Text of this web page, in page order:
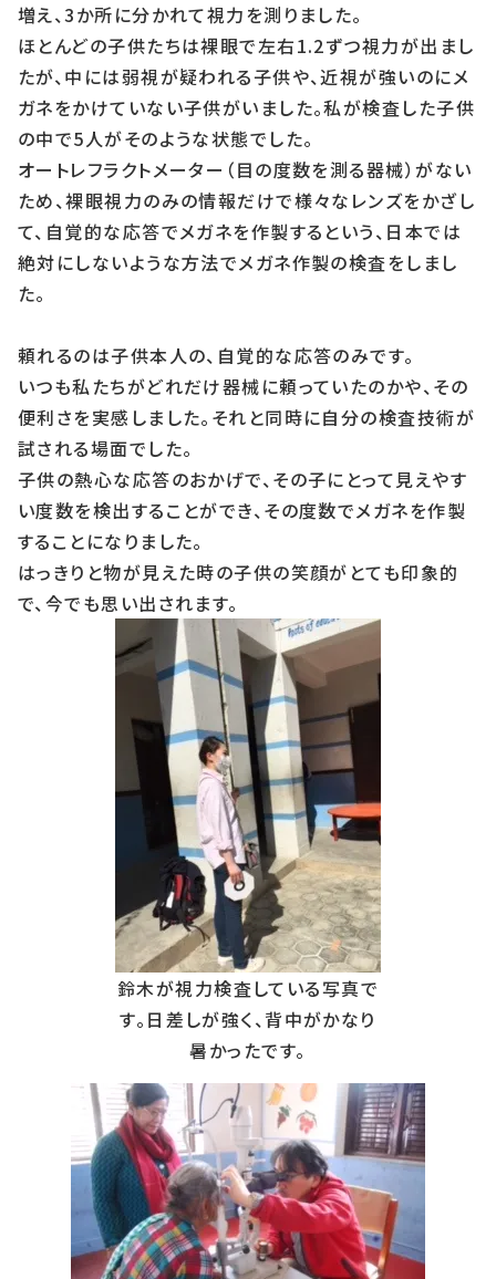
増え、3か所に分かれて視力を測りました。
ほとんどの子供たちは裸眼で左右1.2ずつ視力が出まし
たが、中には弱視が疑われる子供や、近視が強いのにメ
ガネをかけていない子供がいました。私が検査した子供
の中で5人がそのような状態でした。
オートレフラクトメーター（目の度数を測る器械）がない
ため、裸眼視力のみの情報だけで様々なレンズをかざし
て、自覚的な応答でメガネを作製するという、日本では
絶対にしないような方法でメガネ作製の検査をしまし
た。
頼れるのは子供本人の、自覚的な応答のみです。
いつも私たちがどれだけ器械に頼っていたのかや、その
便利さを実感しました。それと同時に自分の検査技術が
試される場面でした。
子供の熱心な応答のおかげで、その子にとって見えやす
い度数を検出することができ、その度数でメガネを作製
することになりました。
はっきりと物が見えた時の子供の笑顔がとても印象的
で、今でも思い出されます。
鈴木が視力検査している写真で
す。日差しが強く、背中がかなり
暑かったです。